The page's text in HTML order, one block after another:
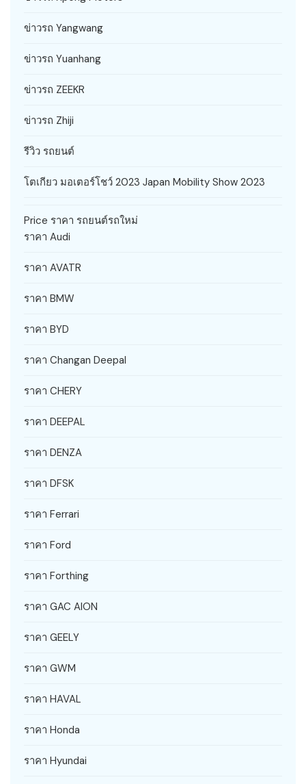
ข่าวรถ Yangwang
ข่าวรถ Yuanhang
ข่าวรถ ZEEKR
ข่าวรถ Zhiji
รีวิว รถยนต์
โตเกียว มอเตอร์โชว์ 2023 Japan Mobility Show 2023
Price ราคา รถยนต์รถใหม่
ราคา Audi
ราคา AVATR
ราคา BMW
ราคา BYD
ราคา Changan Deepal
ราคา CHERY
ราคา DEEPAL
ราคา DENZA
ราคา DFSK
ราคา Ferrari
ราคา Ford
ราคา Forthing
ราคา GAC AION
ราคา GEELY
ราคา GWM
ราคา HAVAL
ราคา Honda
ราคา Hyundai